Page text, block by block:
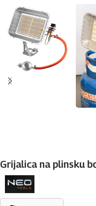
Grijalica na plinsku